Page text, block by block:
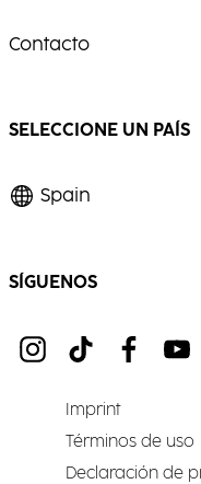
Contacto
SELECCIONE UN PAÍS
Spain
SÍGUENOS
Imprint
Términos de uso
Declaración de